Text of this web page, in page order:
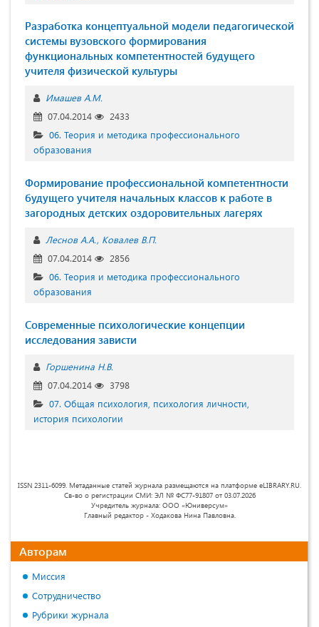
Разработка концептуальной модели педагогической
системы вузовского формирования
функциональных компетентностей будущего
учителя физической культуры
Имашев А.М.
07.04.2014
2433
06. Теория и методика профессионального
образования
Формирование профессиональной компетентности
будущего учителя начальных классов к работе в
загородных детских оздоровительных лагерях
Леснов А.А. Ковалев В.П.
07.04.2014
2856
06. Теория и методика профессионального
образования
Современные психологические концепции
исследования зависти
Горшенина Н.В.
07.04.2014
3798
07. Общая психология, психология личности,
история психологии
ISSN 2311-6099. Метаданные статей журнала размещаются на платформе eLIBRARY.RU.
Св-во о регистрации СМИ: ЭЛ № ФС77-91807 от 03.07.2026
Учредитель журнала: ООО «Юниверсум»
Главный редактор - Ходакова Нина Павловна.
Авторам
Миссия
Сотрудничество
Рубрики журнала